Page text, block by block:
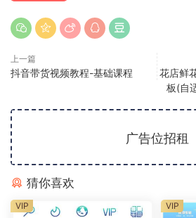
上一篇
抖音带货视频教程-基础课程
花店鲜
板(自
广告位招租
猜你喜欢
VIP VIP